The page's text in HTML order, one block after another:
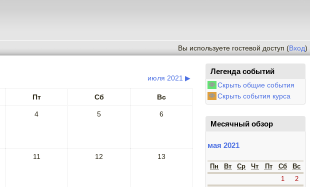
Вы используете гостевой доступ (Вход)
июля 2021 ▶
Пт Сб Вс
4 5 6
11 12 13
Легенда событий
Скрыть общие события
Скрыть события курса
Месячный обзор
мая 2021
Пн Вт Ср Чт Пт Сб
Вс
1
2